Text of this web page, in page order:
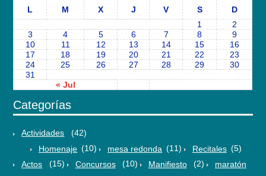
L
M X J V S D
« Jul
1
2
3
4 5 6 7 8
9
10
11 12 13 14 15
16
17
18 19 20 21 22
23
24
25 26 27 28 29
30
31
Categorías
Actividades
(42)
Homenaje (10) mesa redonda (11) Recitales (5)
Actos
(15) Concursos (10) Manifiesto (2)
maratón